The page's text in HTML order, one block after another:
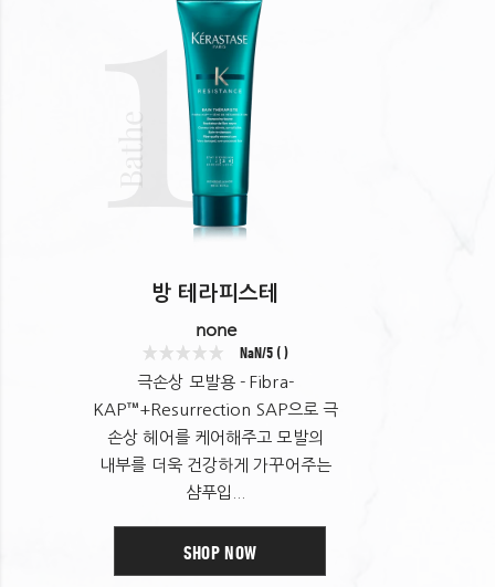
피피지-1트리데세스-6 시트로넬올 글라이신 알지닌 프롤린
타이로신 글루타믹애씨드 클로헥시딘디글루코네이트 제라니올
세린 하이드록시프로필트리모늄하이드롤라이즈드밀단백질
벤질알코올 아세틱애씨드 사플라워글루코사이드 이소유제놀
실리카디메칠실릴레이트 하이드레이티드실리카
폴리소르베이트60 트레할로스 타마린드씨폴리사카라이드
미로탐누스 플라벨리폴리아잎추출물 디소듐포스페이트
토코페롤 시트릭애씨드 비에이치티 소듐시트레이트
1
방 테라피스테
none
NaN/5 ( )
극손상 모발용 - Fibra-
KAP™+Resurrection SAP으로 극
손상 헤어를 케어해주고 모발의
내부를 더욱 건강하게 가꾸어주는
샴푸입...
SHOP NOW